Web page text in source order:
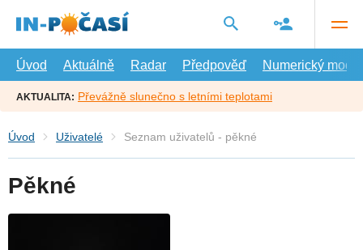
hlavní
Úvod
Aktuálně Radar Předpověď Numerický model
AKTUALITA: Převážně slunečno s letními teplotami
Úvod Uživatelé Seznam uživatelů - pěkné
Pěkné